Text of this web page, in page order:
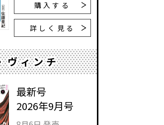
購入する
詳しく見る
ヴィンチ
最新号
2026年9月号